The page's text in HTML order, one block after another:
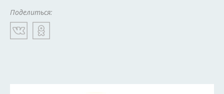
Поделиться: